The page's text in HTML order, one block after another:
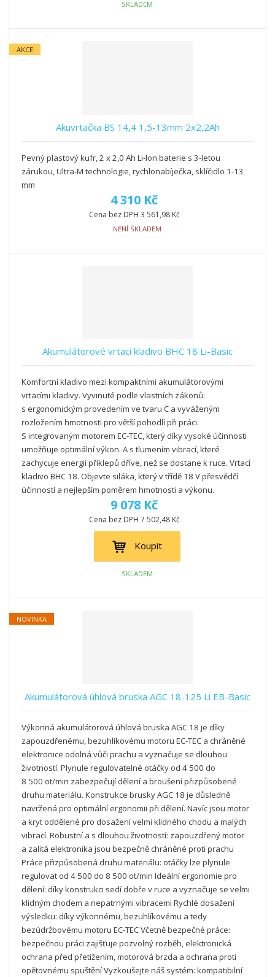
SKLADEM
Akuvrtačka BS 14,4 1,5-13mm 2x2,2Ah
AKCE
Pevný plastový kufr, 2 x 2,0 Ah Li-lon baterie s 3-letou
zárukou, Ultra-M technologie, rychlonabíječka, sklíčidlo 1-13
mm
4 310 Kč
Cena bez DPH 3 561,98 Kč
NENÍ SKLADEM
Akumulátorové vrtací kladivo BHC 18 Li-Basic
Komfortní kladivo mezi kompaktními akumulátorovými
vrtacími kladivy. Vyvinuté podle vlastních zákonů:
s ergonomickým provedením ve tvaru C a vyváženým
rozložením hmotnosti pro větší pohodlí při práci.
S integrovaným motorem EC-TEC, který díky vysoké účinnosti
umožňuje optimální výkon. A s tlumením vibrací, které
zachycuje energii příklepů dříve, než se dostane k ruce. Vrtací
kladivo BHC 18. Objevte siláka, který v třídě 18 V přesvědčí
účinností a nejlepším poměrem hmotnosti a výkonu.
9 078 Kč
Cena bez DPH 7 502,48 Kč
Koupit
SKLADEM
Akumulátorová úhlová bruska AGC 18-125 Li EB-Basic
NOVINKA
Výkonná akumulátorová úhlová bruska AGC 18 je díky
zapouzdřenému, bezuhlíkovému motoru EC-TEC a chráněné
elektronice odolná vůči prachu a vyznačuje se dlouhou
životností. Plynule regulovatelné otáčky od 4 500 do
8 500 ot/min zabezpečují dělení a broušení přizpůsobené
druhu materiálu. Konstrukce brusky AGC 18 je důsledně
navržená pro optimální ergonomii při dělení. Navíc jsou motor
a kryt oddělené pro dosažení velmi klidného chodu a malých
vibrací. Robustní a s dlouhou životností: zapouzdřený motor
a zalitá elektronika jsou bezpečně chráněné proti prachu
Práce přizpůsobená druhu materiálu: otáčky lze plynule
regulovat od 4 500 do 8 500 ot/min Ideální ergonomie pro
dělení: díky konstrukci sedí dobře v ruce a vyznačuje se velmi
klidným chodem a nepatrnými vibracemi Rychlé dosažení
výsledku: díky výkonnému, bezuhlíkovému a tedy
bezúdržbovému motoru EC-TEC Včetně bezpečné práce:
bezpečnou práci zajišťuje pozvolný rozběh, elektronická
ochrana před přetížením, motorová brzda a ochrana proti
opětovnému spuštění Vyzkoušejte náš systém: kompatibilní